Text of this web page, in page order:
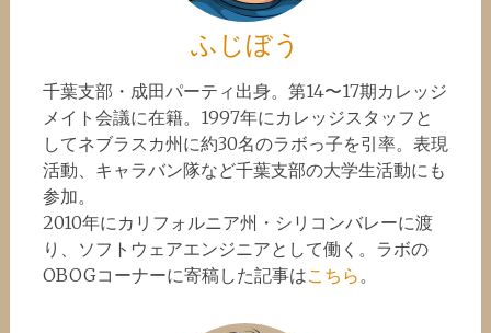
ふじぼう
千葉支部・成田パーティ出身。第14〜17期カレッジ
メイト会議に在籍。1997年にカレッジスタッフと
してネブラスカ州に約30名のラボっ子を引率。表現
活動、キャラバン隊など千葉支部の大学生活動にも
参加。
2010年にカリフォルニア州・シリコンバレーに渡
り、ソフトウェアエンジニアとして働く。ラボの
OBOGコーナーに寄稿した記事はこちら。